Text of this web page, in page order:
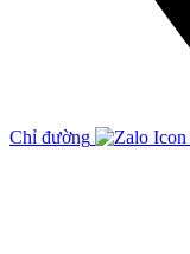
Chỉ đường